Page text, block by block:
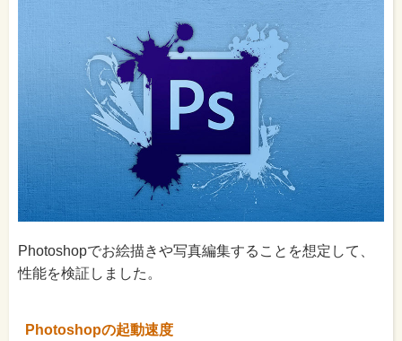
Photoshopでお絵描きや写真編集することを想定して、
性能を検証しました。
Photoshopの起動速度